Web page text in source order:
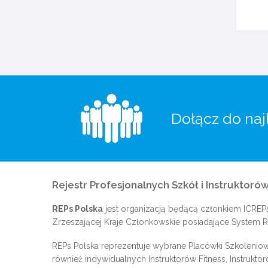
Dołącz do
Rejestr Profesjonalnych Szkół i
REPs Polska jest organizacją będącą członkiem
Zrzeszającej Kraje Członkowskie posiadające System
REPs Polska reprezentuje wybrane Placówki
również indywidualnych Instruktorów Fitness,